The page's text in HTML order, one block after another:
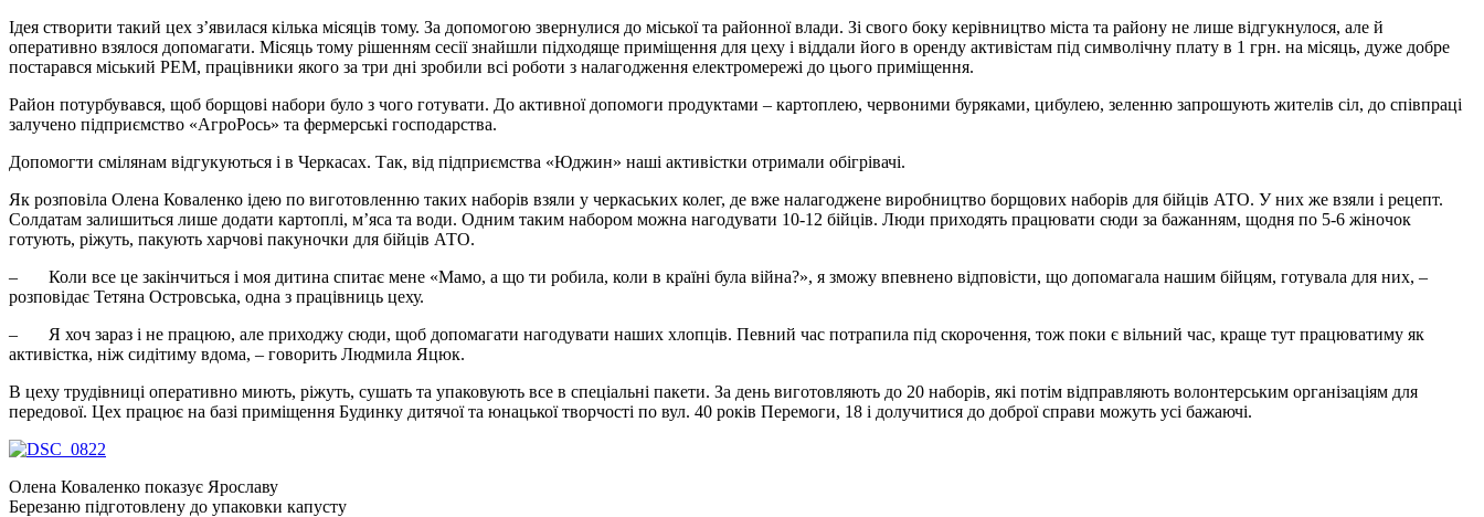
Ідея створити такий цех з’явилася кілька місяців тому. За допомогою звернулися до міської та районної влади. Зі свого боку керівництво міста та району не лише відгукнулося, але й
оперативно взялося допомагати. Місяць тому рішенням сесії знайшли підходяще приміщення для цеху і віддали його в оренду активістам під символічну плату в 1 грн. на місяць, дуже добре
постарався міський РЕМ, працівники якого за три дні зробили всі роботи з налагодження електромережі до цього приміщення.
Район потурбувався, щоб борщові набори було з чого готувати. До активної допомоги продуктами – картоплею, червоними буряками, цибулею, зеленню запрошують жителів сіл, до співпраці
залучено підприємство «АгроРось» та фермерські господарства.
Допомогти смілянам відгукуються і в Черкасах. Так, від підприємства «Юджин» наші активістки отримали обігрівачі.
Як розповіла Олена Коваленко ідею по виготовленню таких наборів взяли у черкаських колег, де вже налагоджене виробництво борщових наборів для бійців АТО. У них же взяли і рецепт.
Солдатам залишиться лише додати картоплі, м’яса та води. Одним таким набором можна нагодувати 10-12 бійців. Люди приходять працювати сюди за бажанням, щодня по 5-6 жіночок
готують, ріжуть, пакують харчові пакуночки для бійців АТО.
– Коли все це закінчиться і моя дитина спитає мене «Мамо, а що ти робила, коли в країні була війна?», я зможу впевнено відповісти, що допомагала нашим бійцям, готувала для них, –
розповідає Тетяна Островська, одна з працівниць цеху.
– Я хоч зараз і не працюю, але приходжу сюди, щоб допомагати нагодувати наших хлопців. Певний час потрапила під скорочення, тож поки є вільний час, краще тут працюватиму як
активістка, ніж сидітиму вдома, – говорить Людмила Яцюк.
В цеху трудівниці оперативно миють, ріжуть, сушать та упаковують все в спеціальні пакети. За день виготовляють до 20 наборів, які потім відправляють волонтерським організаціям для
передової. Цех працює на базі приміщення Будинку дитячої та юнацької творчості по вул. 40 років Перемоги, 18 і долучитися до доброї справи можуть усі бажаючі.
Олена Коваленко показує Ярославу
Березаню підготовлену до упаковки капусту